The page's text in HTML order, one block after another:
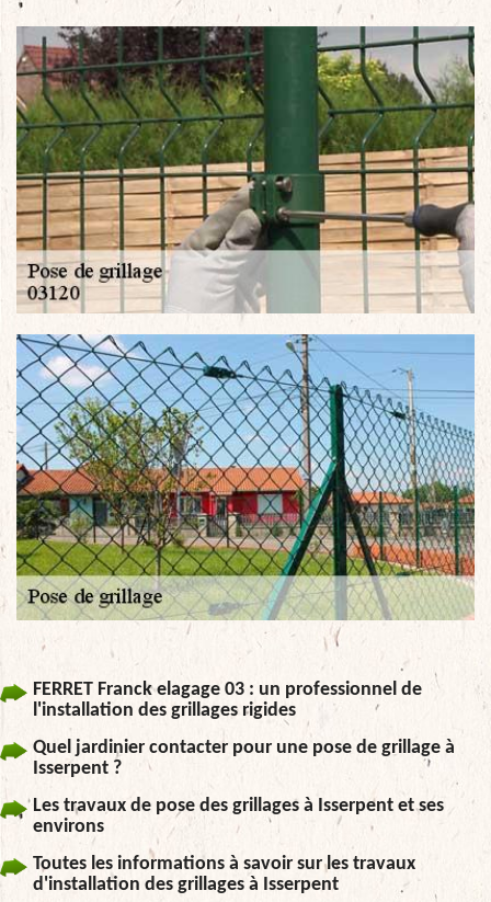
FERRET Franck elagage 03 : un professionnel de
l'installation des grillages rigides
Quel jardinier contacter pour une pose de grillage à
Isserpent ?
Les travaux de pose des grillages à Isserpent et ses
environs
Toutes les informations à savoir sur les travaux
d'installation des grillages à Isserpent